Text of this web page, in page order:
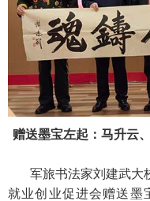
赠送墨宝左起：马升云
军旅书法家刘建武大
就业创业促进会赠送墨